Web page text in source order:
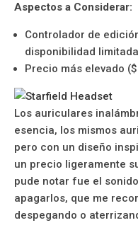
Aspectos a Considerar:
Controlador de
disponibilidad
Precio más elevado
Los auriculares
esencia, los mismos
pero con un diseño
un precio ligeramente
pude notar fue el
apagarlos, que me
despegando o